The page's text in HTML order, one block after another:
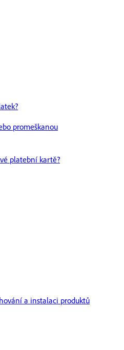
promeškanou
platební kartě?
a instalaci produktů